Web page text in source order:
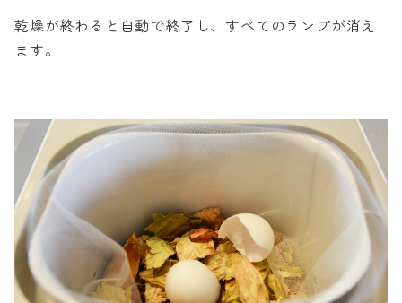
乾燥が終わると自動で終了し、すべてのランプが消え
ます。